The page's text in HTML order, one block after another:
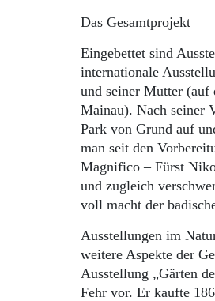
Das Gesamtprojekt
Eingebettet sind
internationale
und seiner Mutter (auf
Mainau). Nach seiner
Park von Grund auf
man seit den
Magnifico – Fürst
und zugleich
voll macht der
Ausstellungen im
weitere Aspekte der
Ausstellung „Gärten
Fehr vor. Er kaufte